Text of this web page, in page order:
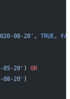
08-20' , TRUE,
20' ) OR
20' )